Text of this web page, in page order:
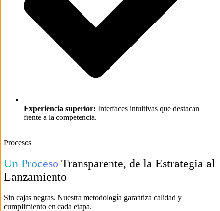
Experiencia superior: Interfaces intuitivas que destacan
frente a la competencia.
Procesos
Un Proceso Transparente, de la Estrategia al
Lanzamiento
Sin cajas negras. Nuestra metodología garantiza calidad y
cumplimiento en cada etapa.